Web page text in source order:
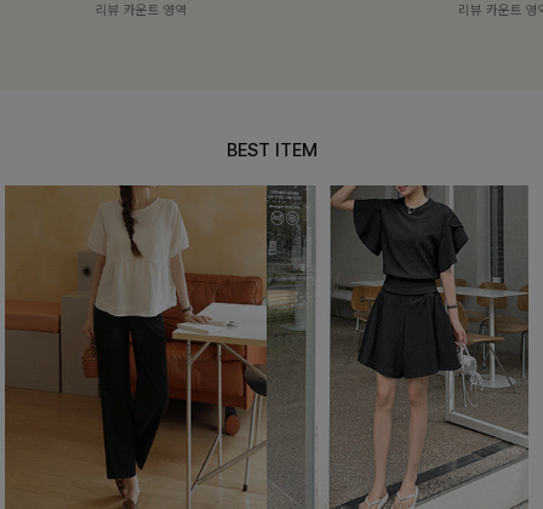
리뷰 카운트 영역 리뷰 카운트 영
BEST ITEM